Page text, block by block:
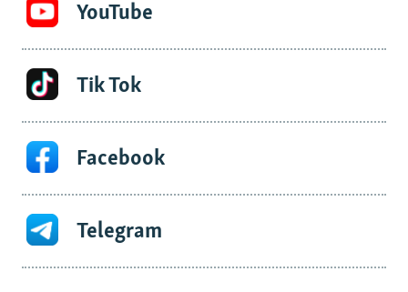
YouTube
Tik Tok
Facebook
Telegram